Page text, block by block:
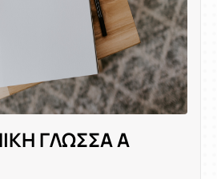
ΓΛΩΣΣΑ Α